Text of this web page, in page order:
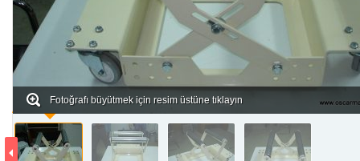
Fotoğrafı büyütmek için resim üstüne tıklayın